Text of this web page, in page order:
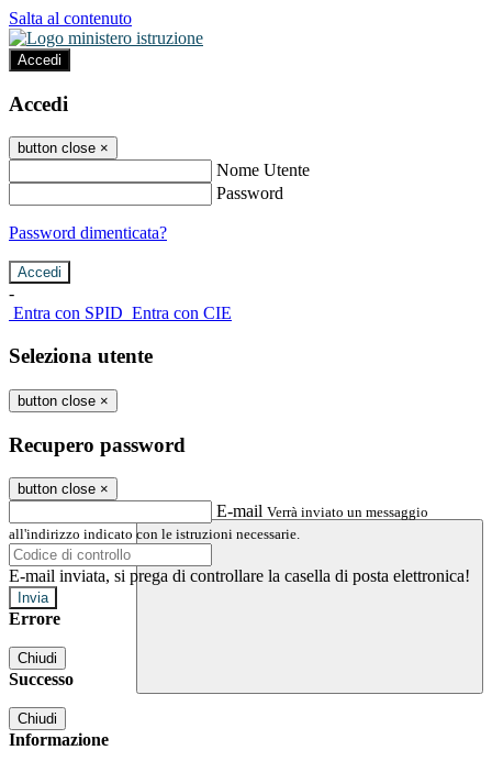
Salta al contenuto
Accedi
Accedi
button close ×
Nome Utente
Password
Password dimenticata?
-
Entra con SPID Entra con CIE
Seleziona utente
button close ×
Recupero password
button close ×
E-mail Verrà inviato un messaggio
all'indirizzo indicato con le istruzioni necessarie.
E-mail inviata, si prega di controllare la casella di posta elettronica!
Errore
Chiudi
Successo
Chiudi
Informazione